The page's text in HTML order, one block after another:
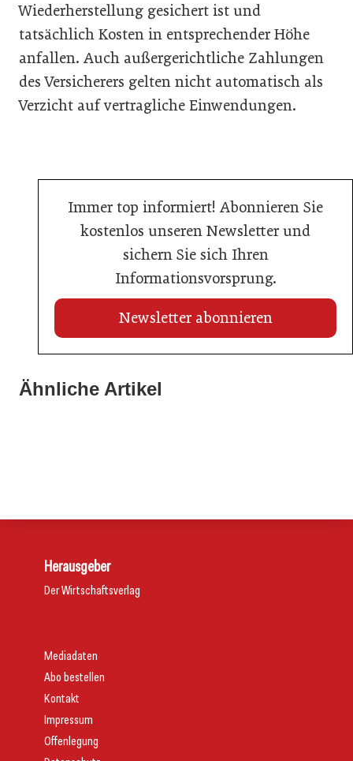
Wiederherstellung gesichert ist und
tatsächlich Kosten in entsprechender Höhe
anfallen. Auch außergerichtliche Zahlungen
des Versicherers gelten nicht automatisch als
Verzicht auf vertragliche Einwendungen.
Immer top informiert! Abonnieren Sie
kostenlos unseren Newsletter und
sichern Sie sich Ihren
Informationsvorsprung.
Newsletter abonnieren
Ähnliche Artikel
20. Juli 2026
Herausgeber
Der Wirtschaftsverlag
Mediadaten
Abo bestellen
Kontakt
Impressum
Offenlegung